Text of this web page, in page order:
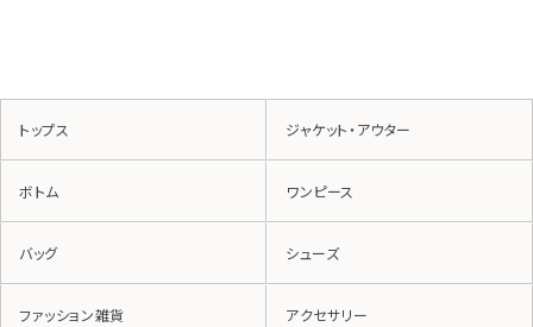
トップス ジャケット・アウター
ボトム ワンピース
バッグ シューズ
ファッション雑貨 アクセサリー